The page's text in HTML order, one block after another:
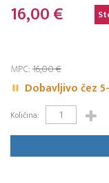
16,00 €
MPC:16,00 €
Dobavljivo čez
Količina: